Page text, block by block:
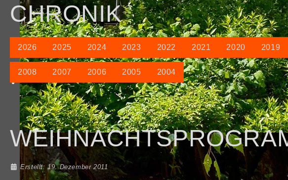
CHRONIK
2026 2025 2024 2023 2022 2021 2020 2019
2008 2007 2006 2005 2004
Details
Erstellt: 19. Dezember 2011